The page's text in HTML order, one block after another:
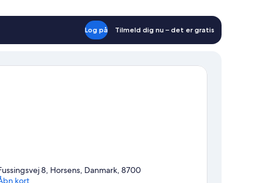
Log på Tilmeld dig nu – det er gratis
8, Horsens, Danmark, 8700